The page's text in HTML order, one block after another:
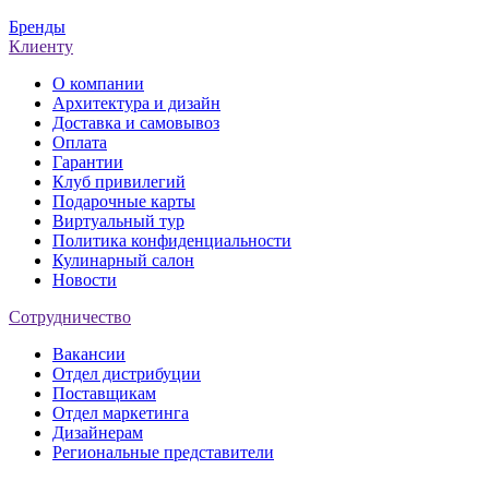
Бренды
Клиенту
О компании
Архитектура и дизайн
Доставка и самовывоз
Оплата
Гарантии
Клуб привилегий
Подарочные карты
Виртуальный тур
Политика конфиденциальности
Кулинарный салон
Новости
Сотрудничество
Вакансии
Отдел дистрибуции
Поставщикам
Отдел маркетинга
Дизайнерам
Региональные представители